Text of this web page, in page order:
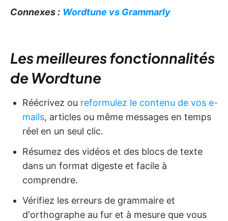
Connexes : Wordtune vs Grammarly
Les meilleures fonctionnalités
de Wordtune
Réécrivez ou reformulez le contenu de vos e-
mails, articles ou même messages en temps
réel en un seul clic.
Résumez des vidéos et des blocs de texte
dans un format digeste et facile à
comprendre.
Vérifiez les erreurs de grammaire et
d'orthographe au fur et à mesure que vous